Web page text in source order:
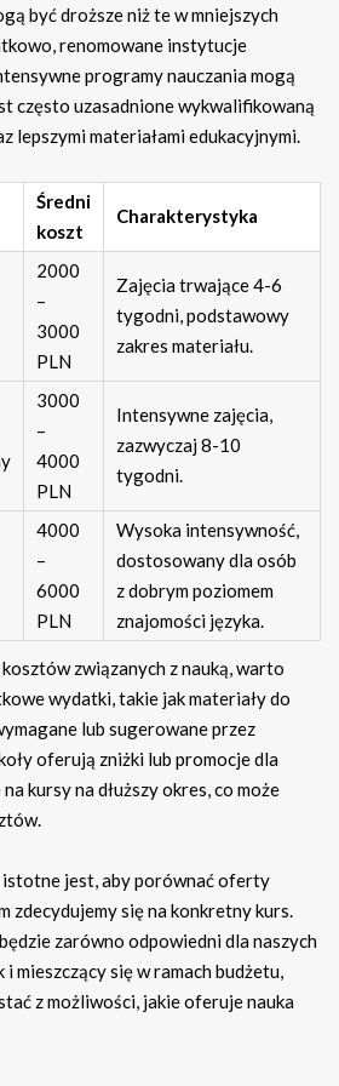
być droższe niż te w mniejszych
renomowane instytucje
programy nauczania mogą
często uzasadnione wykwalifikowaną
lepszymi materiałami edukacyjnymi.
Średni
koszt
Charakterystyka
2000
–
3000
PLN
Zajęcia trwające 4-6
tygodni, podstawowy
zakres materiału.
3000
–
4000
PLN
Intensywne zajęcia,
zazwyczaj 8-10
tygodni.
4000
–
6000
PLN
Wysoka intensywność,
dostosowany dla osób
z dobrym poziomem
znajomości języka.
związanych z nauką, warto
wydatki, takie jak materiały do
lub sugerowane przez
oferują zniżki lub promocje dla
kursy na dłuższy okres, co może
jest, aby porównać oferty
zdecydujemy się na konkretny kurs.
zarówno odpowiedni dla naszych
mieszczący się w ramach budżetu,
z możliwości, jakie oferuje nauka